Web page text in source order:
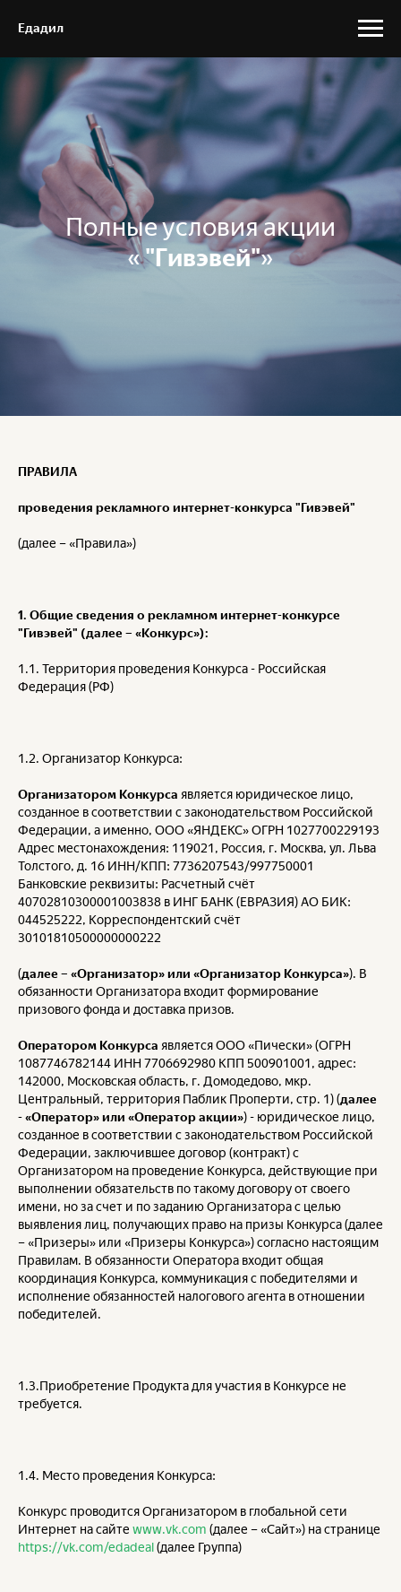
Едадил
Полные условия акции
«"Гивэвей"»
ПРАВИЛА
проведения рекламного интернет-конкурса "Гивэвей"
(далее – «Правила»)
1. Общие сведения о рекламном интернет-конкурсе
"Гивэвей" (далее – «Конкурс»):
1.1. Территория проведения Конкурса - Российская
Федерация (РФ)
1.2. Организатор Конкурса:
Организатором Конкурса является юридическое лицо,
созданное в соответствии с законодательством Российской
Федерации, а именно, ООО «ЯНДЕКС» ОГРН 1027700229193
Адрес местонахождения: 119021, Россия, г. Москва, ул. Льва
Толстого, д. 16 ИНН/КПП: 7736207543/997750001
Банковские реквизиты: Расчетный счёт
40702810300001003838 в ИНГ БАНК (ЕВРАЗИЯ) АО БИК:
044525222, Корреспондентский счёт
30101810500000000222
(далее – «Организатор» или «Организатор Конкурса»). В
обязанности Организатора входит формирование
призового фонда и доставка призов.
Оператором Конкурса является ООО «Пически» (ОГРН
1087746782144 ИНН 7706692980 КПП 500901001, адрес:
142000, Московская область, г. Домодедово, мкр.
Центральный, территория Паблик Проперти, стр. 1) (далее
- «Оператор» или «Оператор акции») - юридическое лицо,
созданное в соответствии с законодательством Российской
Федерации, заключившее договор (контракт) с
Организатором на проведение Конкурса, действующие при
выполнении обязательств по такому договору от своего
имени, но за счет и по заданию Организатора с целью
выявления лиц, получающих право на призы Конкурса (далее
– «Призеры» или «Призеры Конкурса») согласно настоящим
Правилам. В обязанности Оператора входит общая
координация Конкурса, коммуникация с победителями и
исполнение обязанностей налогового агента в отношении
победителей.
1.3.Приобретение Продукта для участия в Конкурсе не
требуется.
1.4. Место проведения Конкурса:
Конкурс проводится Организатором в глобальной сети
Интернет на сайте www.vk.com (далее – «Сайт») на странице
https://vk.com/edadeal(далее Группа)